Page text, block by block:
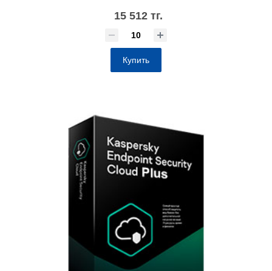
15 512 тг.
Купить